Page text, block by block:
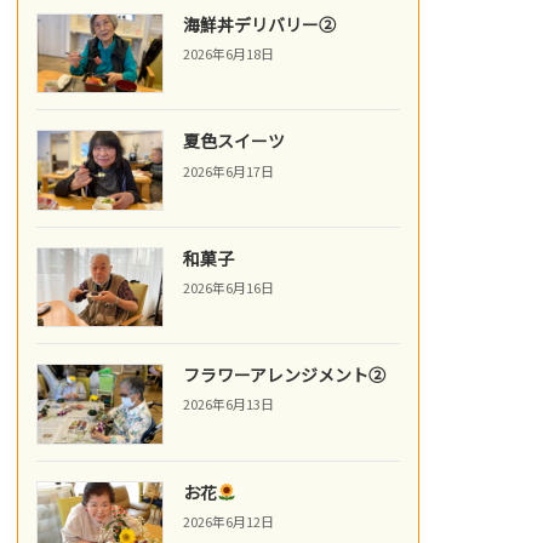
海鮮丼デリバリー②
2026年6月18日
夏色スイーツ
2026年6月17日
和菓子
2026年6月16日
フラワーアレンジメント②
2026年6月13日
お花
2026年6月12日